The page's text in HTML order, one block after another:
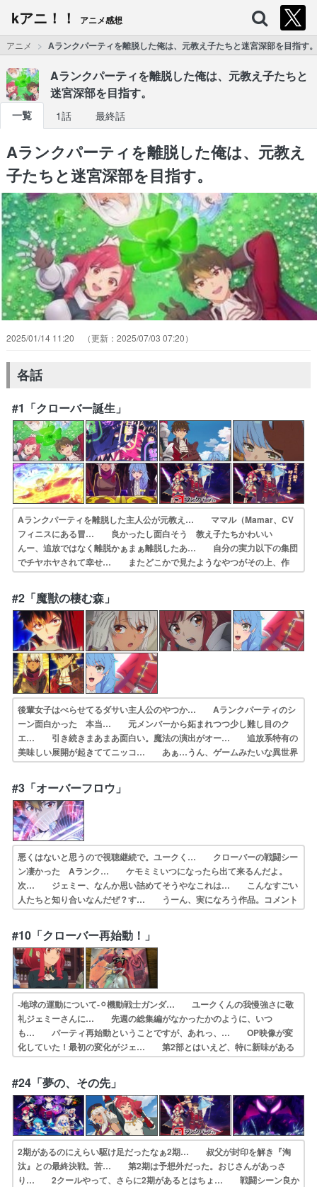
kアニ！！ アニメ感想
アニメ Aランクパーティを離脱した俺は、元教え子たちと迷宮深部を目指す。
Aランクパーティを離脱した俺は、元教え子たちと
迷宮深部を目指す。
一覧 1話 最終話
Aランクパーティを離脱した俺は、元教え
子たちと迷宮深部を目指す。
2025/01/14 11:20 2025/07/03 07:20
各話
#1「クローバー誕生」
Aランクパーティを離脱した主人公が元教え… ママル（Mamar、CV
フィニスにある冒… 良かったし面白そう 教え子たちかわいい
んー、追放ではなく離脱かぁまぁ離脱したあ… 自分の実力以下の集団
でチヤホヤされて幸せ… またどこかで見たようなやつがその上、作
者… で新しい冒険スタート！元教え子たちと(^… 親の顔より見た
テンプレ展開。視聴カロリー… こちらでもクレジットに『らぁ麺秀
登』の文… 作画が綺麗で丁寧で見やすい初回にしては話…
#2「魔獣の棲む森」
後輩女子はべらせてるダサい主人公のやつか… Aランクパーティのシ
ーン面白かった 本当… 元メンバーから妬まれつつ少し難し目のク
エ… 引き続きまあまあ面白い。魔法の演出がオー… 追放系特有の
美味しい展開が起きててニッコ… あぁ…うん、ゲームみたいな異世界
ですね、… 「俺だけレベルアップな件 」第２話を見た… 赤の精
霊魔法スキルご存知？結果は来週だが… 』第２話は楽しんでもらえた
んやろか…('… 主人公の見せ場で引き。魔法を持ってたのに…
#3「オーバーフロウ」
悪くはないと思うので視聴継続で。ユークく… クローバーの戦闘シー
ン凄かった Aランク… ケモミミいつになったら出て来るんだよ。
次… ジェミー、なんか思い詰めてそうやなこれは… こんなすごい
人たちと知り合いなんだぜ？す… うーん、実になろう作品。コメント
のしよう… なろうの教科書ですか？ってくらいその..… 「俺だけ
レベルアップな件 」第３話を見た… ３人のヒロインとのラブコメ展
開を期待して… この期に及んで反省できない旧メンバー。お…
#10「クローバー再始動！」
-地球の運動について-⚪︎機動戦士ガンダ… ユークくんの我慢強さに敬
礼ジェミーさんに… 先週の総集編がなかったかのように、いつ
も… パーティ再始動ということですが、あれっ、… OP映像が変
化していた！最初の変化がジェ… 第2部とはいえど、特に新味がある
わけでは… よく今までトラブルにならなかったな。鎖国… 今回か
ら第2部だそうである。おそろしいこ… 『小説家になろう』版の「や
けに眼光の鋭い… 依頼主は自分達の地元のボスの知り合いで、…
#24「夢の、その先」
2期があるのにえらい駆け足だったなぁ2期… 叔父が封印を解き『淘
汰』との最終決戦。苦… 第2期は予想外だった。おじさんがあっさ
り… 2クールやって、さらに2期があるとはちょ… 戦闘シーン良か